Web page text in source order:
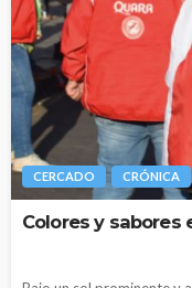
CERCADO CRÓNICA
Colores y sabores